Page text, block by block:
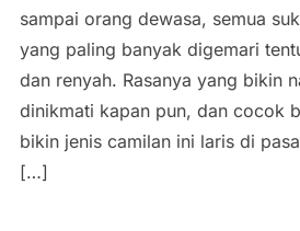
sampai orang dewasa, semua
yang paling banyak digemari
dan renyah. Rasanya yang bikin
dinikmati kapan pun, dan cocok
bikin jenis camilan ini laris di
[…]